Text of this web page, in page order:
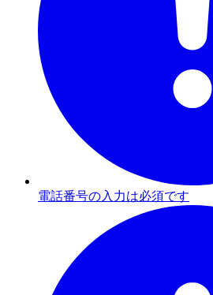
電話番号の入力は必須です